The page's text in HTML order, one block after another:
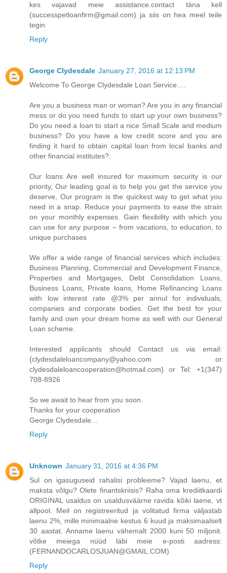
kes vajavad meie assistance.contact täna kell
(successpetloanfirm@gmail.com) ja siis on hea meel teile
tegin
Reply
George Clydesdale January 27, 2016 at 12:13 PM
Welcome To George Clydesdale Loan Service….
Are you a business man or woman? Are you in any financial
mess or do you need funds to start up your own business?
Do you need a loan to start a nice Small Scale and medium
business? Do you have a low credit score and you are
finding it hard to obtain capital loan from local banks and
other financial institutes?.
Our loans Are well insured for maximum security is our
priority, Our leading goal is to help you get the service you
deserve, Our program is the quickest way to get what you
need in a snap. Reduce your payments to ease the strain
on your monthly expenses. Gain flexibility with which you
can use for any purpose – from vacations, to education, to
unique purchases
We offer a wide range of financial services which includes:
Business Planning, Commercial and Development Finance,
Properties and Mortgages, Debt Consolidation Loans,
Business Loans, Private loans, Home Refinancing Loans
with low interest rate @3% per annul for individuals,
companies and corporate bodies. Get the best for your
family and own your dream home as well with our General
Loan scheme.
Interested applicants should Contact us via email:
{clydesdaleloancompany@yahoo.com or
clydesdaleloancooperation@hotmail.com} or Tel: +1(347)
708-8926
So we await to hear from you soon.
Thanks for your cooperation
George Clydesdale...
Reply
Unknown January 31, 2016 at 4:36 PM
Sul on igasuguseid rahalisi probleeme? Vajad laenu, et
maksta võlgu? Olete finantskriisis? Raha oma krediitkaardi
ORIGINAL usaldus on usaldusväärne ravida kõiki laene, vt
allpool. Meil on registreeritud ja volitatud firma väljastab
laenu 2%, mille minimaalne kestus 6 kuud ja maksimaalselt
30 aastat. Anname laenu vähemalt 2000 kuni 50 miljonit.
võtke meiega nüüd läbi meie e-posti aadress:
(FERNANDOCARLOSJUAN@GMAIL.COM)
Reply